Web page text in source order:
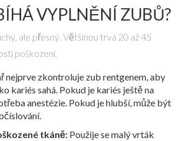
VYPLNĚNÍ ZUBŮ?
ale přesný. Většinou trvá 20 až 45
poškození.
nejprve zkontroluje zub rentgenem, aby
kariés sahá. Pokud je kariés ještě na
anestézie. Pokud je hlubší, může být
tkáně: Použije se malý vrták